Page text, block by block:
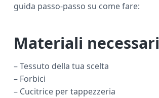
guida passo-passo su come fare:
Materiali necessari
– Tessuto della tua scelta
– Forbici
– Cucitrice per tappezzeria